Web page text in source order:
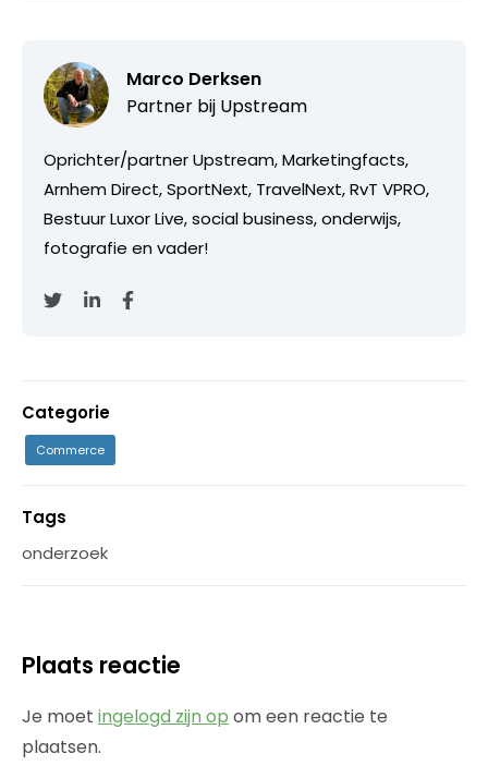
Marco Derksen
Partner bij Upstream
Oprichter/partner Upstream, Marketingfacts,
Arnhem Direct, SportNext, TravelNext, RvT VPRO,
Bestuur Luxor Live, social business, onderwijs,
fotografie en vader!
Categorie
Commerce
Tags
onderzoek
Plaats reactie
Je moet ingelogd zijn op om een reactie te
plaatsen.